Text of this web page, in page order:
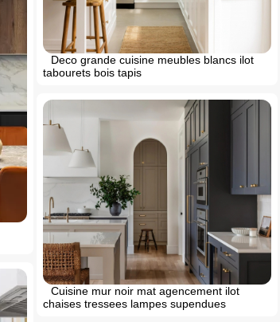
Deco grande cuisine meubles blancs ilot
tabourets bois tapis
Cuisine mur noir mat agencement ilot
chaises tressees lampes supendues